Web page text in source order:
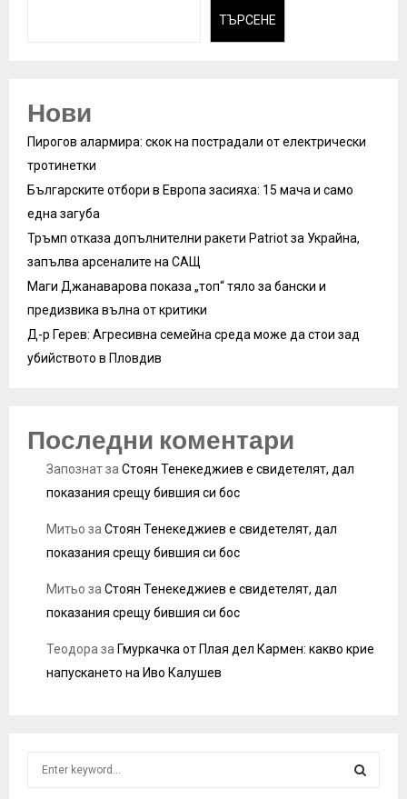
ТЪРСЕНЕ
Нови
Пирогов алармира: скок на пострадали от електрически
тротинетки
Българските отбори в Европа засияха: 15 мача и само
една загуба
Тръмп отказа допълнителни ракети Patriot за Украйна,
запълва арсеналите на САЩ
Маги Джанаварова показа „топ“ тяло за бански и
предизвика вълна от критики
Д-р Герев: Агресивна семейна среда може да стои зад
убийството в Пловдив
Последни коментари
Запознатза Стоян Тенекеджиев е свидетелят, дал
показания срещу бившия си бос
Митьо за Стоян Тенекеджиев е свидетелят, дал
показания срещу бившия си бос
Митьо за Стоян Тенекеджиев е свидетелят, дал
показания срещу бившия си бос
Теодора за Гмуркачка от Плая дел Кармен: какво крие
напускането на Иво Калушев